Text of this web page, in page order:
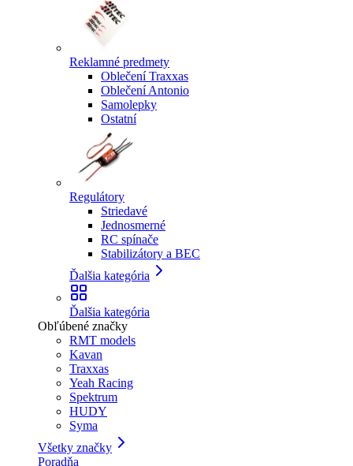
Reklamné predmety
Oblečení Traxxas
Oblečení Antonio
Samolepky
Ostatní
Regulátory
Striedavé
Jednosmerné
RC spínače
Stabilizátory a BEC
Ďalšia kategória
Ďalšia kategória
Obľúbené značky
RMT models
Kavan
Traxxas
Yeah Racing
Spektrum
HUDY
Syma
Všetky značky
Poradňa